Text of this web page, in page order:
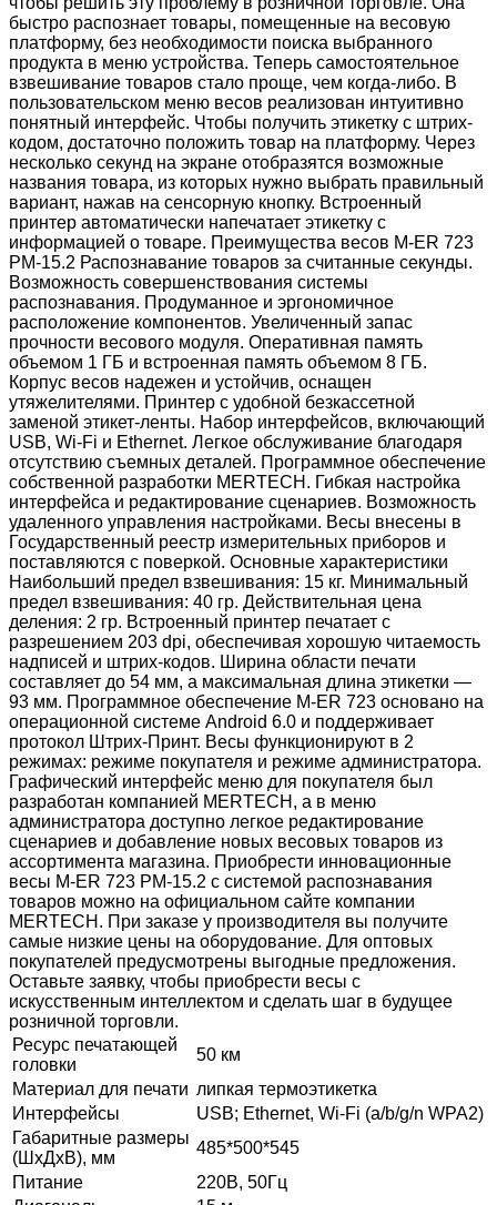
быстро распознает товары, помещенные на весовую
платформу, без необходимости поиска выбранного
продукта в меню устройства. Теперь самостоятельное
взвешивание товаров стало проще, чем когда-либо. В
пользовательском меню весов реализован интуитивно
понятный интерфейс. Чтобы получить этикетку с штрих-
кодом, достаточно положить товар на платформу. Через
несколько секунд на экране отобразятся возможные
названия товара, из которых нужно выбрать правильный
вариант, нажав на сенсорную кнопку. Встроенный
принтер автоматически напечатает этикетку с
информацией о товаре. Преимущества весов M-ER 723
PM-15.2 Распознавание товаров за считанные секунды.
Возможность совершенствования системы
распознавания. Продуманное и эргономичное
расположение компонентов. Увеличенный запас
прочности весового модуля. Оперативная память
объемом 1 ГБ и встроенная память объемом 8 ГБ.
Корпус весов надежен и устойчив, оснащен
утяжелителями. Принтер с удобной безкассетной
заменой этикет-ленты. Набор интерфейсов, включающий
USB, Wi-Fi и Ethernet. Легкое обслуживание благодаря
отсутствию съемных деталей. Программное обеспечение
собственной разработки MERTECH. Гибкая настройка
интерфейса и редактирование сценариев. Возможность
удаленного управления настройками. Весы внесены в
Государственный реестр измерительных приборов и
поставляются с поверкой. Основные характеристики
Наибольший предел взвешивания: 15 кг. Минимальный
предел взвешивания: 40 гр. Действительная цена
деления: 2 гр. Встроенный принтер печатает с
разрешением 203 dpi, обеспечивая хорошую читаемость
надписей и штрих-кодов. Ширина области печати
составляет до 54 мм, а максимальная длина этикетки —
93 мм. Программное обеспечение M-ER 723 основано на
операционной системе Android 6.0 и поддерживает
протокол Штрих-Принт. Весы функционируют в 2
режимах: режиме покупателя и режиме администратора.
Графический интерфейс меню для покупателя был
разработан компанией MERTECH, а в меню
администратора доступно легкое редактирование
сценариев и добавление новых весовых товаров из
ассортимента магазина. Приобрести инновационные
весы M-ER 723 PM-15.2 с системой распознавания
товаров можно на официальном сайте компании
MERTECH. При заказе у производителя вы получите
самые низкие цены на оборудование. Для оптовых
покупателей предусмотрены выгодные предложения.
Оставьте заявку, чтобы приобрести весы с
искусственным интеллектом и сделать шаг в будущее
розничной торговли.
Ресурс печатающей
головки
50 км
Материал для печати липкая термоэтикетка
Интерфейсы
USB; Ethernet, Wi-Fi (a/b/g/n WPA2)
Габаритные размеры
(ШхДхВ), мм
485*500*545
Питание
220В, 50Гц